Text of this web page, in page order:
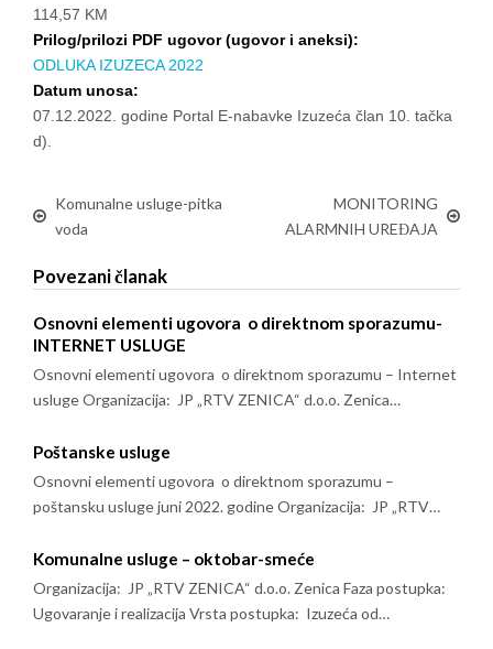
114,57 KM
Prilog/prilozi PDF ugovor (ugovor i aneksi):
ODLUKA IZUZECA 2022
Datum unosa:
07.12.2022. godine Portal E-nabavke Izuzeća član 10. tačka
d).
Komunalne usluge-pitka
voda
MONITORING
ALARMNIH UREĐAJA
Povezani članak
Osnovni elementi ugovora o direktnom sporazumu-
INTERNET USLUGE
Osnovni elementi ugovora o direktnom sporazumu – Internet
usluge Organizacija: JP „RTV ZENICA“ d.o.o. Zenica…
Poštanske usluge
Osnovni elementi ugovora o direktnom sporazumu –
poštansku usluge juni 2022. godine Organizacija: JP „RTV…
Komunalne usluge – oktobar-smeće
Organizacija: JP „RTV ZENICA“ d.o.o. Zenica Faza postupka:
Ugovaranje i realizacija Vrsta postupka: Izuzeća od…